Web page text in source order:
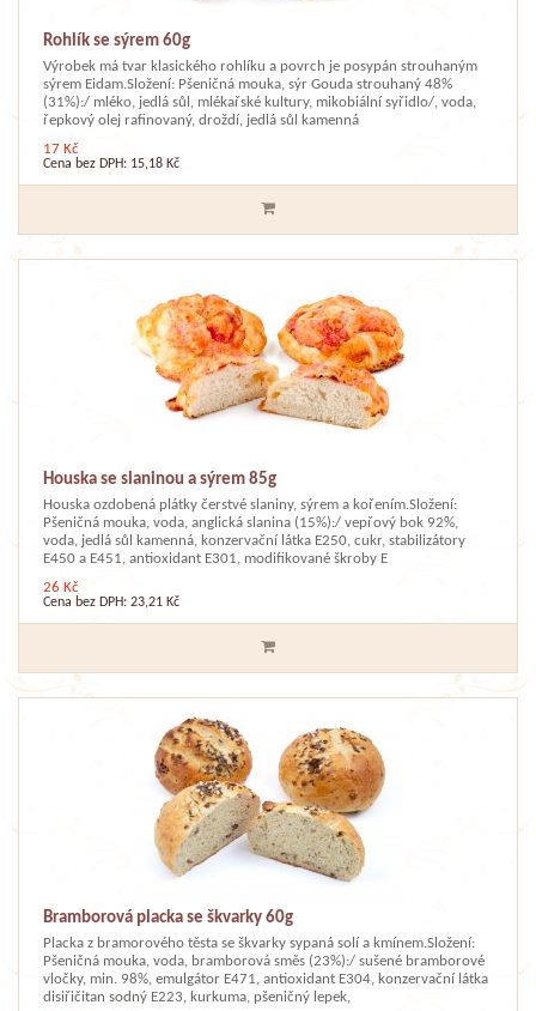
Rohlík se sýrem 60g
Výrobek má tvar klasického rohlíku a povrch je posypán strouhaným
sýrem Eidam.Složení: Pšeničná mouka, sýr Gouda strouhaný 48%
(31%):/ mléko, jedlá sůl, mlékařské kultury, mikobiální syřidlo/, voda,
řepkový olej rafinovaný, droždí, jedlá sůl kamenná
17 Kč
Cena bez DPH: 15,18 Kč
Houska se slaninou a sýrem 85g
Houska ozdobená plátky čerstvé slaniny, sýrem a kořením.Složení:
Pšeničná mouka, voda, anglická slanina (15%):/ vepřový bok 92%,
voda, jedlá sůl kamenná, konzervační látka E250, cukr, stabilizátory
E450 a E451, antioxidant E301, modifikované škroby E
26 Kč
Cena bez DPH: 23,21 Kč
Bramborová placka se škvarky 60g
Placka z bramorového těsta se škvarky sypaná solí a kmínem.Složení:
Pšeničná mouka, voda, bramborová směs (23%):/ sušené bramborové
vločky, min. 98%, emulgátor E471, antioxidant E304, konzervační látka
disiřičitan sodný E223, kurkuma, pšeničný lepek,